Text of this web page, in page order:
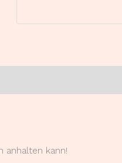
anhalten kann!